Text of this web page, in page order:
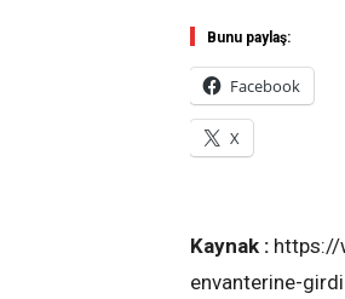
Bunu paylaş:
Facebook
X
Kaynak : https://
envanterine-girdi